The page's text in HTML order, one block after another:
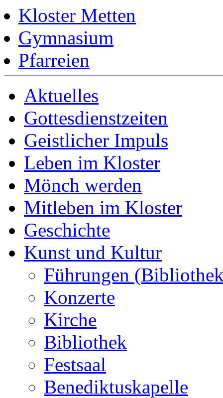
Kloster Metten
Gymnasium
Pfarreien
Aktuelles
Gottesdienstzeiten
Geistlicher Impuls
Leben im Kloster
Mönch werden
Mitleben im Kloster
Geschichte
Kunst und Kultur
Führungen
Konzerte
Kirche
Bibliothek
Festsaal
Benediktuskapelle